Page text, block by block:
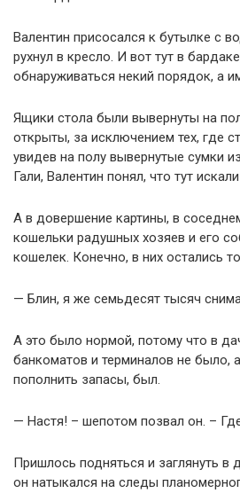
Валентин присосался к бутылке с
рухнул в кресло. И вот тут в
обнаруживаться некий порядок, а
Ящики стола были вывернуты на
открыты, за исключением тех, где
увидев на полу вывернутые сумки
Гали, Валентин понял, что тут
А в довершение картины, в
кошельки радушных хозяев и его
кошелек. Конечно, в них остались
— Блин, я же семьдесят тысяч
А это было нормой, потому что в
банкоматов и терминалов не было,
пополнить запасы, был.
— Настя! – шепотом позвал он. –
Пришлось подняться и заглянуть в
он натыкался на следы